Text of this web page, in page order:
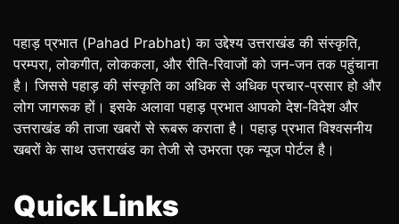
पहाड़ प्रभात (Pahad Prabhat) का उद्देश्य उत्तराखंड की संस्कृति,
परम्परा, लोकगीत, लोककला, और रीति-रिवाजों को जन-जन तक पहुंचाना
है। जिससे पहाड़ की संस्कृति का अधिक से अधिक प्रचार-प्रसार हो और
लोग जागरूक हों। इसके अलावा पहाड़ प्रभात आपको देश-विदेश और
उत्तराखंड की ताजा खबरों से रूबरू कराता है। पहाड़ प्रभात विश्वसनीय
खबरों के साथ उत्तराखंड का तेजी से उभरता एक न्यूज पोर्टल है।
Quick Links